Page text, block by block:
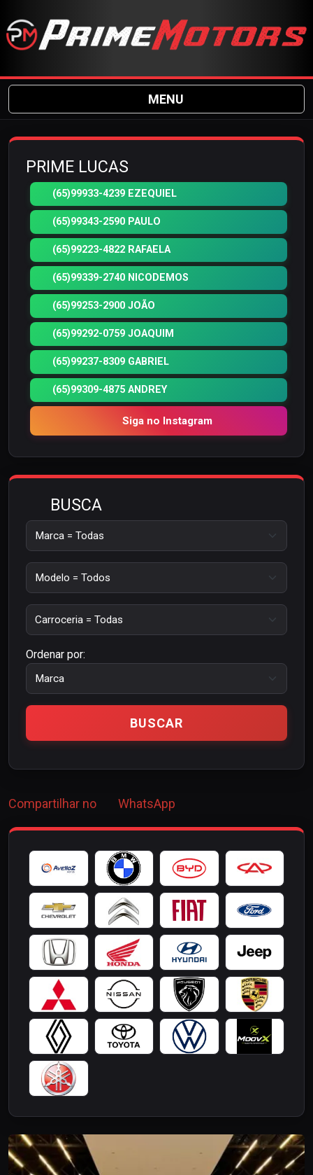
MENU
PRIME LUCAS
(65)99933-4239 EZEQUIEL
(65)99343-2590 PAULO
(65)99223-4822 RAFAELA
(65)99339-2740 NICODEMOS
(65)99253-2900 JOÃO
(65)99292-0759 JOAQUIM
(65)99237-8309 GABRIEL
(65)99309-4875 ANDREY
Siga no Instagram
BUSCA
Ordenar por:
Compartilhar no WhatsApp